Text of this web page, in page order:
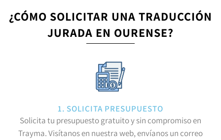
¿CÓMO SOLICITAR UNA TRADUCCIÓN
JURADA EN OURENSE?
1. SOLICITA PRESUPUESTO
Solicita tu presupuesto gratuito y sin compromiso en
Trayma. Visítanos en nuestra web, envíanos un correo